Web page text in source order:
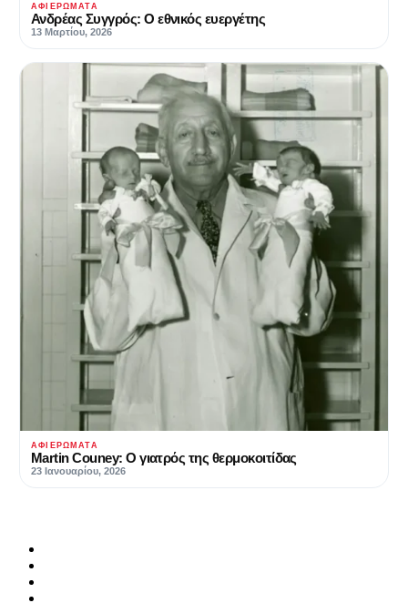
ΑΦΙΕΡΏΜΑΤΑ
Ανδρέας Συγγρός: Ο εθνικός ευεργέτης
13 Μαρτίου, 2026
ΑΦΙΕΡΏΜΑΤΑ
Martin Couney: Ο γιατρός της θερμοκοιτίδας
23 Ιανουαρίου, 2026